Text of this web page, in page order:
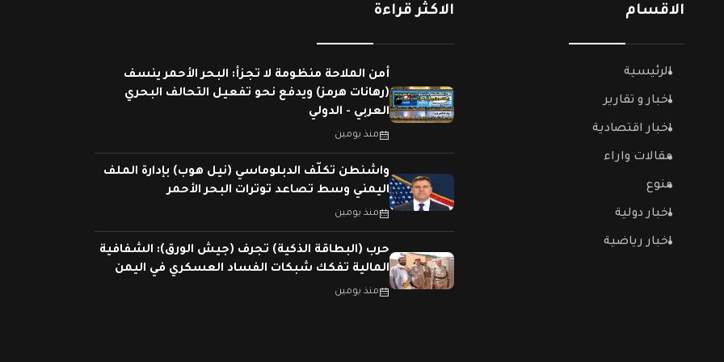
الاقسام
الرئيسية
اخبار و تقارير
اخبار اقتصادية
مقالات واراء
منوع
اخبار دولية
اخبار رياضية
الاكثر قراءة
أمن الملاحة منظومة لا تجزأ: البحر الأحمر ينسف
(رهانات هرمز) ويدفع نحو تفعيل التحالف البحري
العربي - الدولي
منذ يومين
واشنطن تكلّف الدبلوماسي (نيل هوب) بإدارة الملف
اليمني وسط تصاعد توترات البحر الأحمر
منذ يومين
حرب (البطاقة الذكية) تجرف (جيش الورق): الشفافية
المالية تفكك شبكات الفساد العسكري في اليمن
منذ يومين